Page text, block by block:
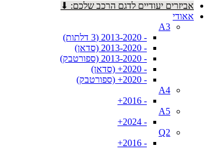
אביזרים יעודיים לדגם הרכב שלכם: ⬇
אאודי
A3
- 2013-2020 (3 דלתות)
- 2013-2020 (סדאן)
- 2013-2020 (ספורטבק)
- 2020+ (סדאן)
- 2020+ (ספורטבק)
A4
- 2016+
A5
- 2024+
Q2
- 2016+